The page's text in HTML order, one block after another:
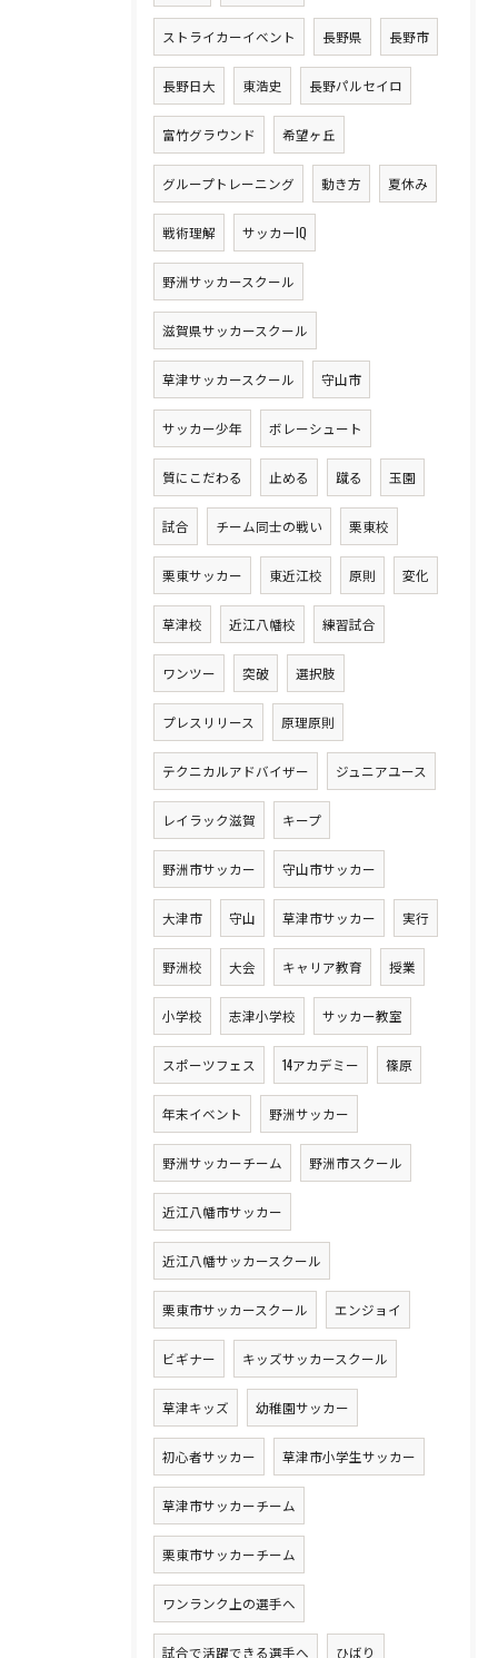
ストライカーイベント 長野県 長野市
長野日大 東浩史 長野パルセイロ
富竹グラウンド 希望ヶ丘
グループトレーニング 動き方 夏休み
戦術理解 サッカーIQ
野洲サッカースクール
滋賀県サッカースクール
草津サッカースクール 守山市
サッカー少年 ボレーシュート
質にこだわる 止める 蹴る 玉園
試合 チーム同士の戦い 栗東校
栗東サッカー 東近江校 原則 変化
草津校 近江八幡校 練習試合
ワンツー 突破 選択肢
プレスリリース 原理原則
テクニカルアドバイザー ジュニアユース
レイラック滋賀 キープ
野洲市サッカー 守山市サッカー
大津市 守山 草津市サッカー 実行
野洲校 大会 キャリア教育 授業
小学校 志津小学校 サッカー教室
スポーツフェス 14アカデミー 篠原
年末イベント 野洲サッカー
野洲サッカーチーム 野洲市スクール
近江八幡市サッカー
近江八幡サッカースクール
栗東市サッカースクール エンジョイ
ビギナー キッズサッカースクール
草津キッズ 幼稚園サッカー
初心者サッカー 草津市小学生サッカー
草津市サッカーチーム
栗東市サッカーチーム
ワンランク上の選手へ
試合で活躍できる選手へ ひばり